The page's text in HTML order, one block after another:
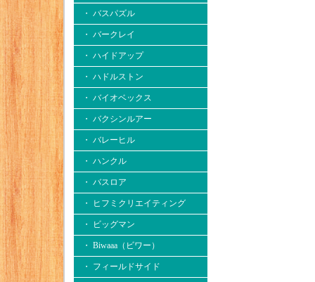
・ バスパズル
・ バークレイ
・ ハイドアップ
・ ハドルストン
・ バイオベックス
・ バクシンルアー
・ バレーヒル
・ ハンクル
・ バスロア
・ ヒフミクリエイティング
・ ビッグマン
・ Biwaaa（ビワー）
・ フィールドサイド